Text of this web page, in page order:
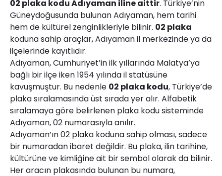
02 plaka kodu Adıyaman iline aittir. Türkiye’nin
Güneydoğusunda bulunan Adıyaman, hem tarihi
hem de kültürel zenginlikleriyle bilinir. 02 plaka
koduna sahip araçlar, Adıyaman il merkezinde ya da
ilçelerinde kayıtlıdır.
Adıyaman, Cumhuriyet’in ilk yıllarında Malatya’ya
bağlı bir ilçe iken 1954 yılında il statüsüne
kavuşmuştur. Bu nedenle 02 plaka kodu, Türkiye’de
plaka sıralamasında üst sırada yer alır. Alfabetik
sıralamaya göre belirlenen plaka kodu sisteminde
Adıyaman, 02 numarasıyla anılır.
Adıyaman’ın 02 plaka koduna sahip olması, sadece
bir numaradan ibaret değildir. Bu plaka, ilin tarihine,
kültürüne ve kimliğine ait bir sembol olarak da bilinir.
Her aracın plakasında bulunan bu numara,